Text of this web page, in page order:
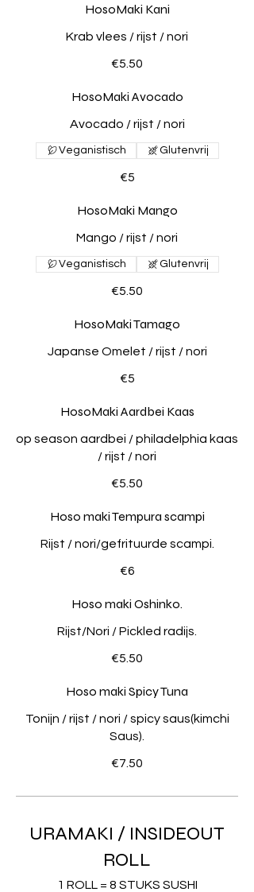
HosoMaki Kani
Krab vlees / rijst / nori
€5.50
HosoMaki Avocado
Avocado / rijst / nori
€5
Veganistisch Glutenvrij
HosoMaki Mango
Mango / rijst / nori
€5.50
Veganistisch Glutenvrij
HosoMaki Tamago
Japanse Omelet / rijst / nori
€5
HosoMaki Aardbei Kaas
op season aardbei / philadelphia kaas
/ rijst / nori
€5.50
Hoso maki Tempura scampi
Rijst / nori/gefrituurde scampi.
€6
Hoso maki Oshinko.
Rijst/Nori / Pickled radijs.
€5.50
Hoso maki Spicy Tuna
Tonijn / rijst / nori / spicy saus(kimchi
Saus).
€7.50
URAMAKI / INSIDEOUT
ROLL
1 ROLL = 8 STUKS SUSHI